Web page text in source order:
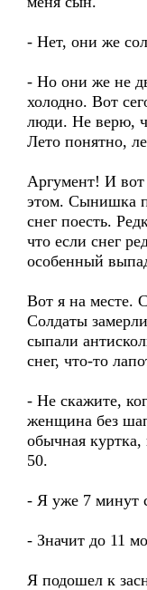
- Нет, они же
- Но они же не
холодно. Вот
люди. Не верю,
Лето понятно,
Аргумент! И вот
этом. Сынишка
снег поесть.
что если снег
особенный
Вот я на месте.
Солдаты
сыпали
снег, что-то
- Не скажите,
женщина без
обычная
50.
- Я уже 7 минут
- Значит до 11
Я подошел к